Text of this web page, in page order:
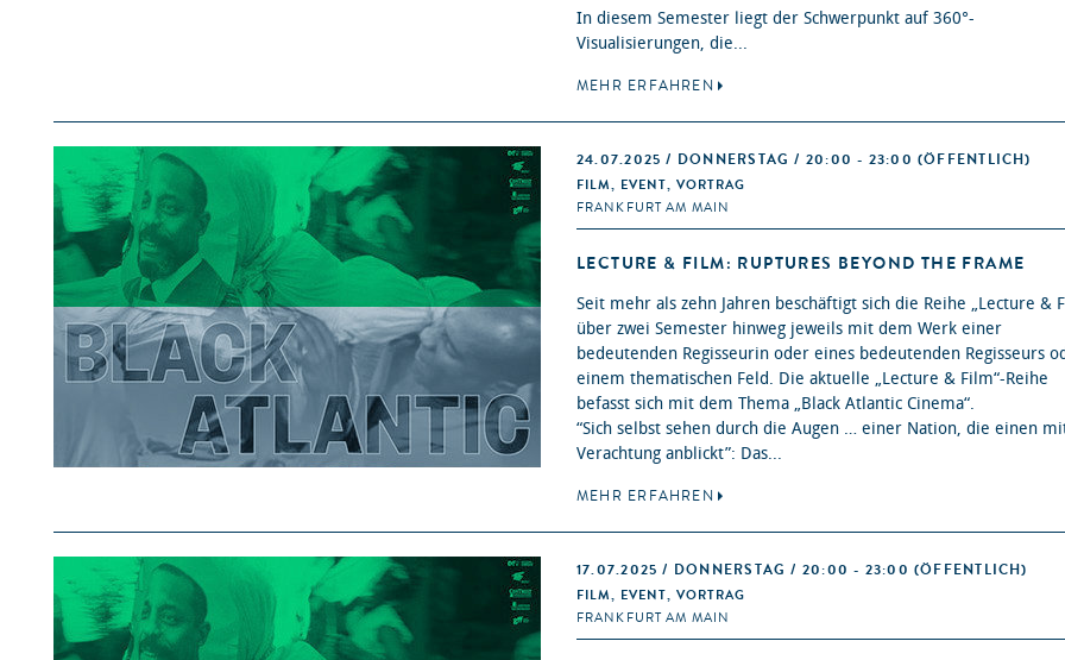
In diesem Semester liegt der Schwerpunkt auf 360°-
Visualisierungen, die...
MEHR ERFAHREN
24.07.2025 / DONNERSTAG / 20:00 - 23:00(ÖFFENTLICH)
FILM, EVENT, VORTRAG
FRANKFURT AM MAIN
LECTURE & FILM: RUPTURES BEYOND THE FRAME
Seit mehr als zehn Jahren beschäftigt sich die Reihe „Lecture &
über zwei Semester hinweg jeweils mit dem Werk einer
bedeutenden Regisseurin oder eines bedeutenden Regisseurs
einem thematischen Feld. Die aktuelle „Lecture & Film“-Reihe
befasst sich mit dem Thema „Black Atlantic Cinema“.
“Sich selbst sehen durch die Augen … einer Nation, die einen
Verachtung anblickt”: Das...
MEHR ERFAHREN
17.07.2025 / DONNERSTAG / 20:00 - 23:00(ÖFFENTLICH)
FILM, EVENT, VORTRAG
FRANKFURT AM MAIN